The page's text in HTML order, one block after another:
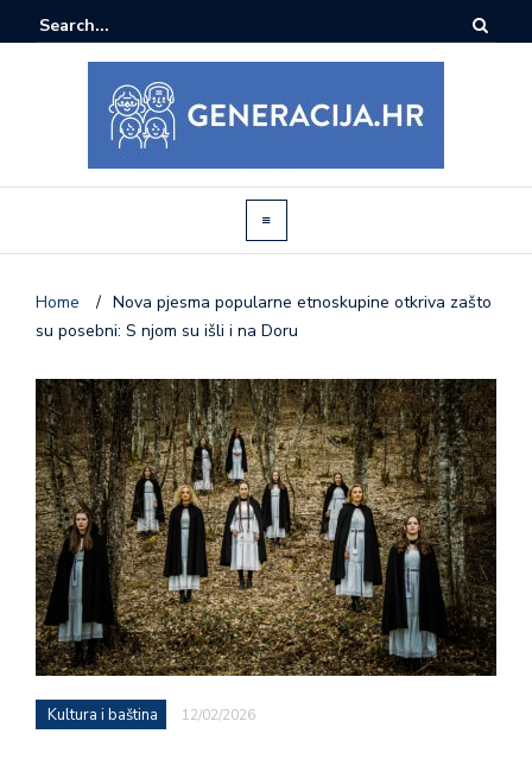
Home / Nova pjesma popularne etnoskupine otkriva zašto
su posebni: S njom su išli i na Doru
Kultura i baština 12/02/2026